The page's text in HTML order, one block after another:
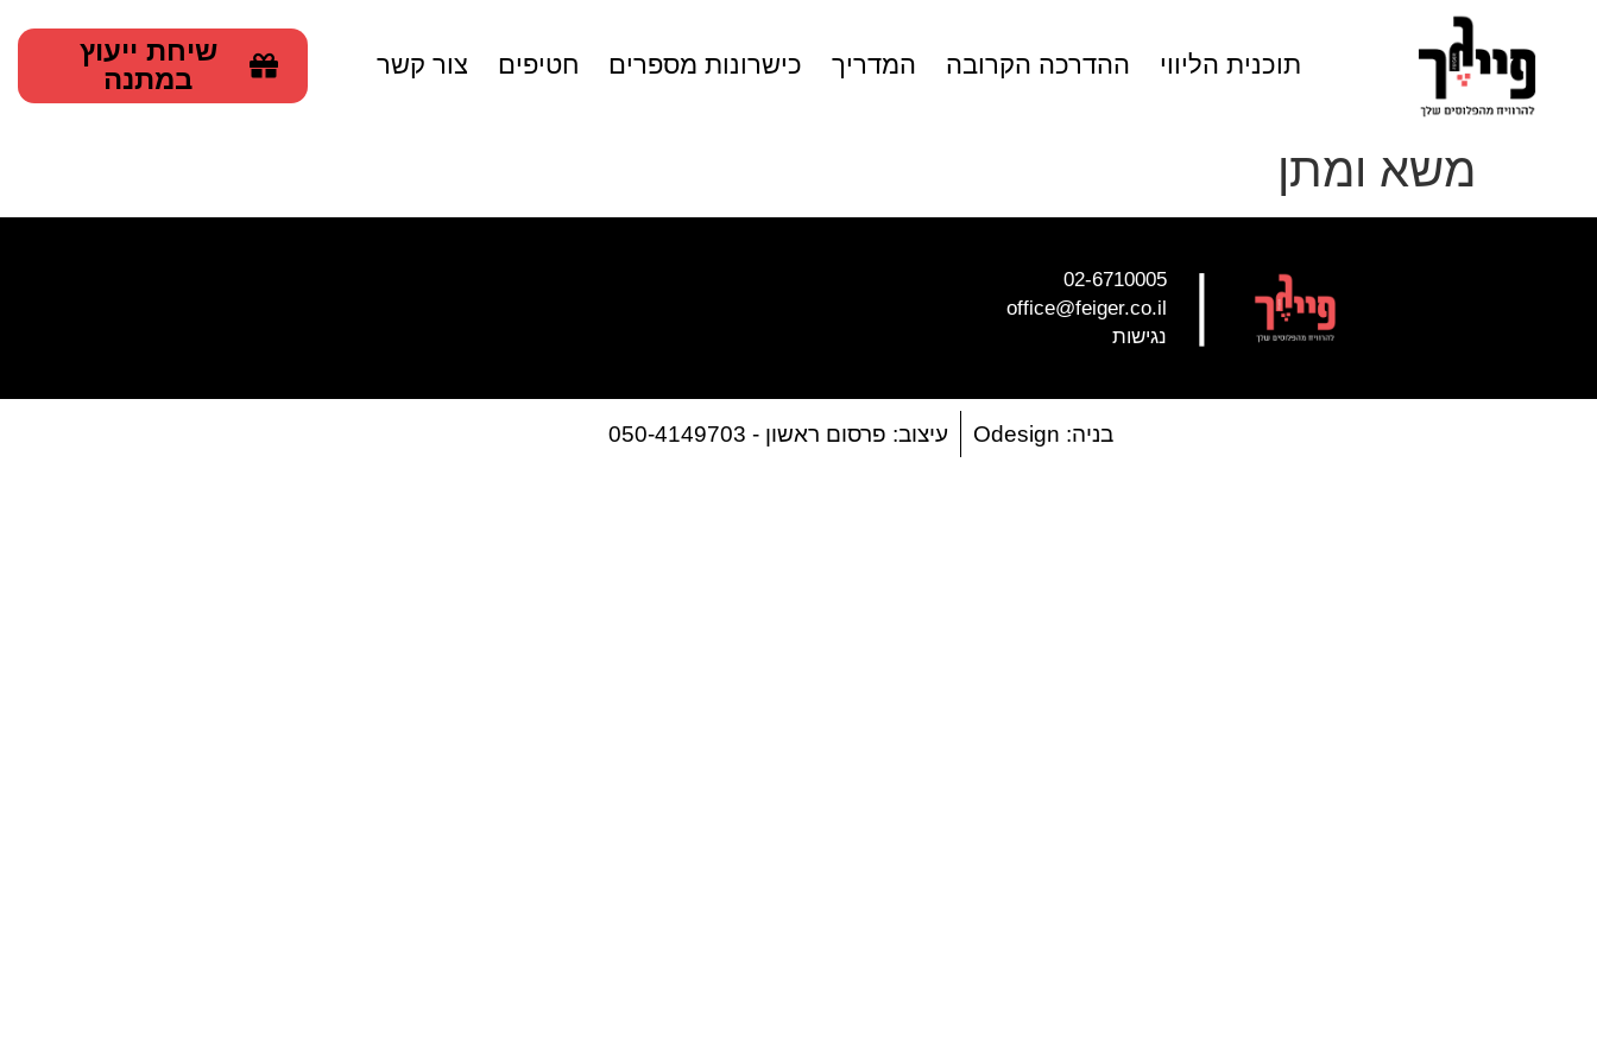
תוכנית הליווי ההדרכה הקרובה המדריך כישרונות מספרים חטיפים צור קשר
שיחת ייעוץ
במתנה
משא ומתן
|
02-6710005
office@feiger.co.il
נגישות
בניה: Odesign עיצוב: פרסום ראשון - 050-4149703